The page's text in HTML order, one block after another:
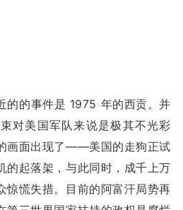
的的事件是 1975 年的西贡。并
对美国军队来说是极其不光彩
画面出现了——美国的走狗正试
的起落架，与此同时，成千上万
惊慌失措。目前的阿富汗局势再